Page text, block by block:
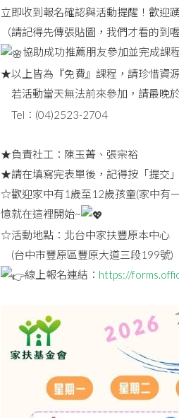
立即收到報名確認與活動提醒！歡迎
（請記得先傳張貼圖，我們才看的到喔
協助成功推薦朋友參加並完成課
★以上皆為『免費』課程，請珍惜資源
若活動當天無法前來參加，請最晚
Tel：(04)2523-2704
★負責社工：陳玉菁、張宗裕
★請在填寫完表單後，記得按「提交
☆歡迎家中有1歲至12歲孩童(家中有
憶就在這裡開始~
☆活動地點：北台中家扶豐原本中心
(台中市豐原區豐原大道三段199號)
線上報名連結： https://